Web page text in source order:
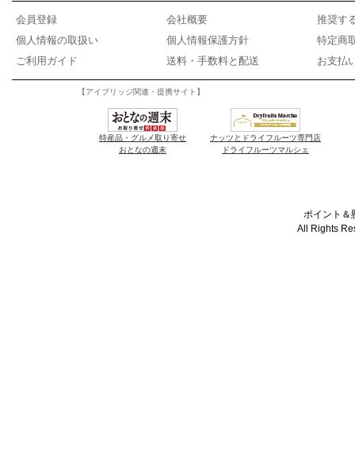
会員登録 会社概要
推奨す
個人情報の取扱い
個人情報保護方針
特定商
ご利用ガイド
送料・手数料と配送 お支払
【アイブリッジ関連・提携サイト】
特産品・グルメ取り寄せ
おとなの週末
ナッツとドライフルーツ専門店
ドライフルーツマルシェ
ポイント＆
All Rights